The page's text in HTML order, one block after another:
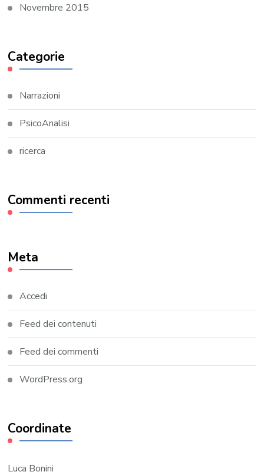
Novembre 2015
Categorie
Narrazioni
PsicoAnalisi
ricerca
Commenti recenti
Meta
Accedi
Feed dei contenuti
Feed dei commenti
WordPress.org
Coordinate
Luca Bonini